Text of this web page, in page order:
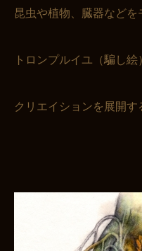
昆虫や植物、臓器などを
トロンプルイユ（騙し
クリエイションを展開す